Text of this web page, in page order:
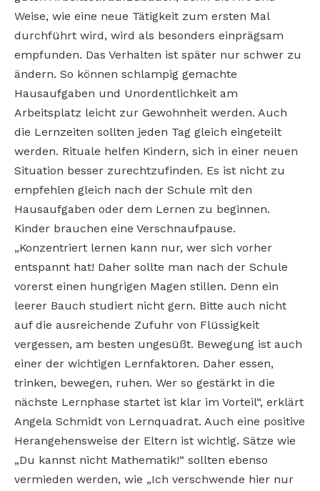
Weise, wie eine neue Tätigkeit zum ersten Mal
durchführt wird, wird als besonders einprägsam
empfunden. Das Verhalten ist später nur schwer zu
ändern. So können schlampig gemachte
Hausaufgaben und Unordentlichkeit am
Arbeitsplatz leicht zur Gewohnheit werden. Auch
die Lernzeiten sollten jeden Tag gleich eingeteilt
werden. Rituale helfen Kindern, sich in einer neuen
Situation besser zurechtzufinden. Es ist nicht zu
empfehlen gleich nach der Schule mit den
Hausaufgaben oder dem Lernen zu beginnen.
Kinder brauchen eine Verschnaufpause.
„Konzentriert lernen kann nur, wer sich vorher
entspannt hat! Daher sollte man nach der Schule
vorerst einen hungrigen Magen stillen. Denn ein
leerer Bauch studiert nicht gern. Bitte auch nicht
auf die ausreichende Zufuhr von Flüssigkeit
vergessen, am besten ungesüßt. Bewegung ist auch
einer der wichtigen Lernfaktoren. Daher essen,
trinken, bewegen, ruhen. Wer so gestärkt in die
nächste Lernphase startet ist klar im Vorteil“, erklärt
Angela Schmidt von Lernquadrat. Auch eine positive
Herangehensweise der Eltern ist wichtig. Sätze wie
„Du kannst nicht Mathematik!“ sollten ebenso
vermieden werden, wie „Ich verschwende hier nur